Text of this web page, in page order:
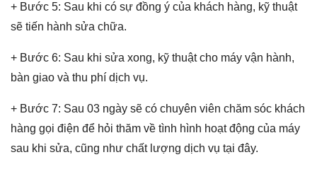
+ Bước 5: Sau khi có sự đồng ý của khách hàng, kỹ thuật
sẽ tiến hành sửa chữa.
+ Bước 6: Sau khi sửa xong, kỹ thuật cho máy vận hành,
bàn giao và thu phí dịch vụ.
+ Bước 7: Sau 03 ngày sẽ có chuyên viên chăm sóc khách
hàng gọi điện để hỏi thăm về tình hình hoạt động của máy
sau khi sửa, cũng như chất lượng dịch vụ tại đây.